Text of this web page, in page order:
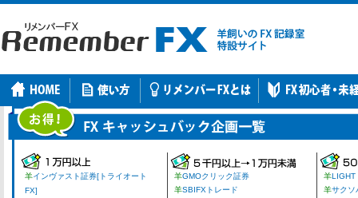
羊インヴァスト証券[トライオート
FX]
羊GMOクリック証券
羊SBIFXトレード
羊LIGHT
羊サクソ